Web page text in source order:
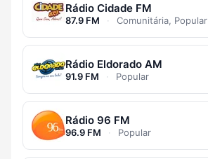
Rádio Cidade FM
87.9 FM · Comunitária, Popular
Rádio Eldorado AM
91.9 FM · Popular
Rádio 96 FM
96.9 FM · Popular